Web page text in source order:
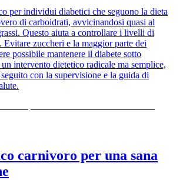
per individui diabetici che seguono la dieta
di carboidrati, avvicinandosi quasi al
Questo aiuta a controllare i livelli di
Evitare zuccheri e la maggior parte dei
possibile mantenere il diabete sotto
intervento dietetico radicale ma semplice,
con la supervisione e la guida di
carnivoro per una sana